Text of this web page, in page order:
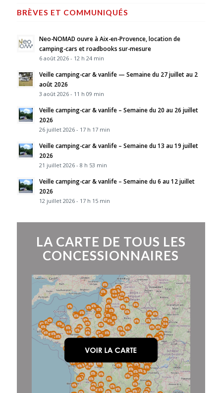
BRÈVES ET COMMUNIQUÉS
Neo-NOMAD ouvre à Aix-en-Provence, location de
camping-cars et roadbooks sur-mesure
6 août 2026 - 12 h 24 min
Veille camping-car & vanlife — Semaine du 27 juillet au 2
août 2026
3 août 2026 - 11 h 09 min
Veille camping-car & vanlife – Semaine du 20 au 26 juillet
2026
26 juillet 2026 - 17 h 17 min
Veille camping-car & vanlife – Semaine du 13 au 19 juillet
2026
21 juillet 2026 - 8 h 53 min
Veille camping-car & vanlife – Semaine du 6 au 12 juillet
2026
12 juillet 2026 - 17 h 15 min
LA CARTE DE TOUS LES
CONCESSIONNAIRES